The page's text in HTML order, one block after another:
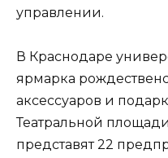
управлении.
В Краснодаре
ярмарка
аксессуаров и
Театральной
представят 22